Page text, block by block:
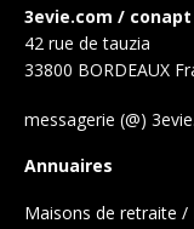
3evie.com /
42 rue de tauzia
33800 BORDEAUX
messagerie (@)
Annuaires
Maisons de retraite /